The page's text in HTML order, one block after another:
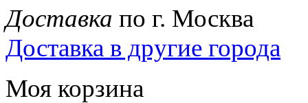
Доставка по г. Москва
Доставка в другие города
Моя корзина